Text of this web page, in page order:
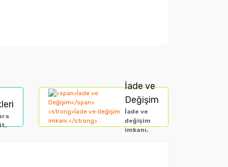
İade ve
Değişim
İade ve
değişim
imkanı.